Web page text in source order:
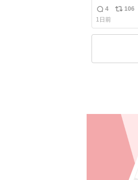
想像の何倍
嬉しい
返
信
数
4
リ
ス
106
1日前